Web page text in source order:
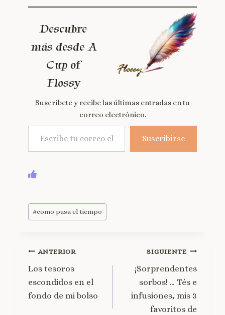
Descubre
más desde A
Cup of
Flossy
Suscríbete y recibe las últimas entradas en tu
correo electrónico.
Suscribirse
#como pasa el tiempo
ANTERIOR
Los tesoros
escondidos en el
fondo de mi bolso
SIGUIENTE
¡Sorprendentes
sorbos! … Tés e
infusiones, mis 3
favoritos de